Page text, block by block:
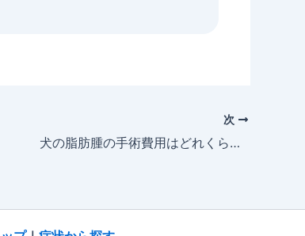
次
犬の脂肪腫の手術費用はどれくらい？手術が必要な場合と考え方